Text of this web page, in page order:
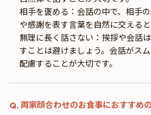
相手を褒める：会話の中で、相手
や感謝を表す言葉を自然に交える
無理に長く話さない：挨拶や会話
すことは避けましょう。会話がス
配慮することが大切です。
Q. 両家顔合わせのお食事におすすめ